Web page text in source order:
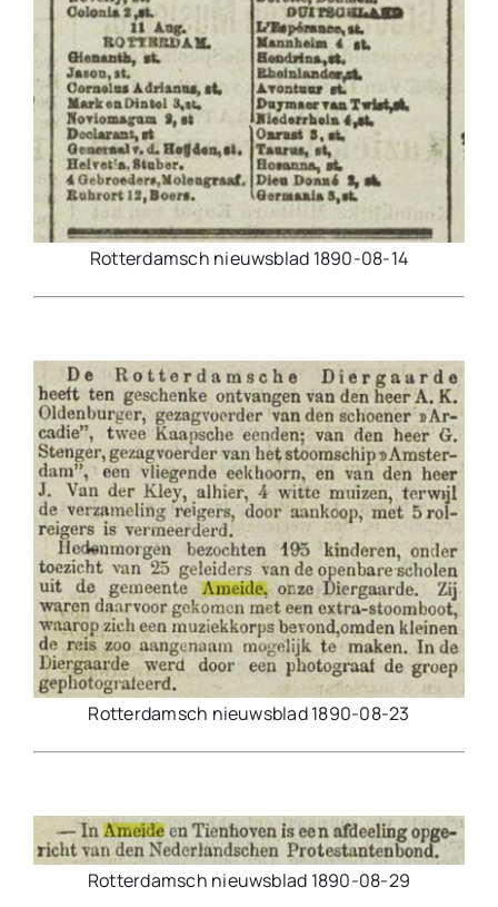
Rotterdamsch nieuwsblad 1890-08-14
Rotterdamsch nieuwsblad 1890-08-23
Rotterdamsch nieuwsblad 1890-08-29